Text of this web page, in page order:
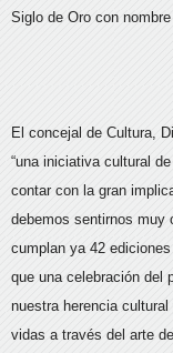
Siglo de Oro con nombre
El concejal de Cultura,
“una iniciativa cultural
contar con la gran
debemos sentirnos muy
cumplan ya 42
que una celebración del
nuestra herencia
vidas a través del arte